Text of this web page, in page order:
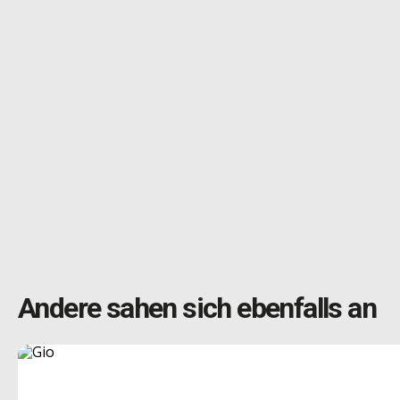
Andere sahen sich ebenfalls an